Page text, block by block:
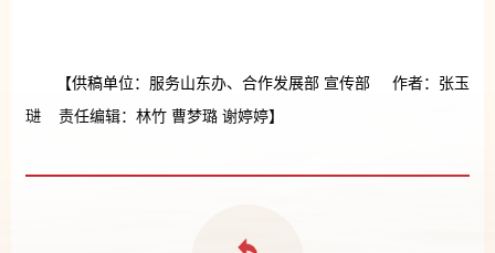
【供稿单位：服务山东办、合作发展部 宣传部 作者：张玉
琎 责任编辑：林竹 曹梦璐 谢婷婷】